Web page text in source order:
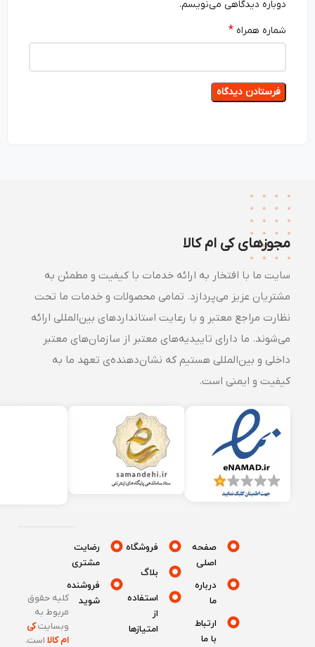
دوباره دیدگاهی می‌نویسم.
شماره همراه*
مجوزهای کی ام کالا
سایت ما با افتخار به ارائه خدمات با کیفیت و مطمئن به
مشتریان عزیز می‌پردازد. تمامی محصولات و خدمات ما تحت
نظارت مراجع معتبر و با رعایت استانداردهای بین‌المللی ارائه
می‌شوند. ما دارای تاییدیه‌های معتبر از سازمان‌های معتبر
داخلی و بین‌المللی هستیم که نشان‌دهنده‌ی تعهد ما به
کیفیت و ایمنی است.
صفحه
درباره
ارتباط
فروشگاه
بلاگ
استفاده
امتیازها
رضایت
مشتری
فروشنده
شوید
کلیه حقوق
مربوط به
وبسایتکی
ام کالااست.